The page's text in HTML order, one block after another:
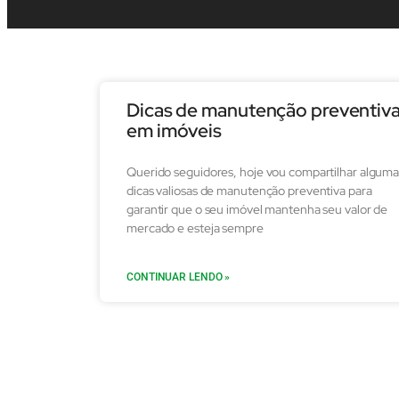
Dicas de manutenção
em imóveis
Querido seguidores, hoje vou compartilhar
dicas valiosas de manutenção preventiva para
garantir que o seu imóvel mantenha seu valor de
mercado e esteja sempre
CONTINUAR LENDO »